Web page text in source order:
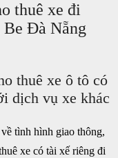
thuê xe đi
Đà Nẵng
thuê xe ô tô có
dịch vụ xe khác
tình hình giao thông,
xe có tài xế riêng đi